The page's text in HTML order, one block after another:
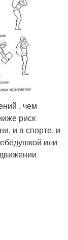
, чем
риск
и в спорте, и
или